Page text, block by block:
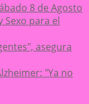
8 de Agosto
Sexo para el
asegura
"Ya no